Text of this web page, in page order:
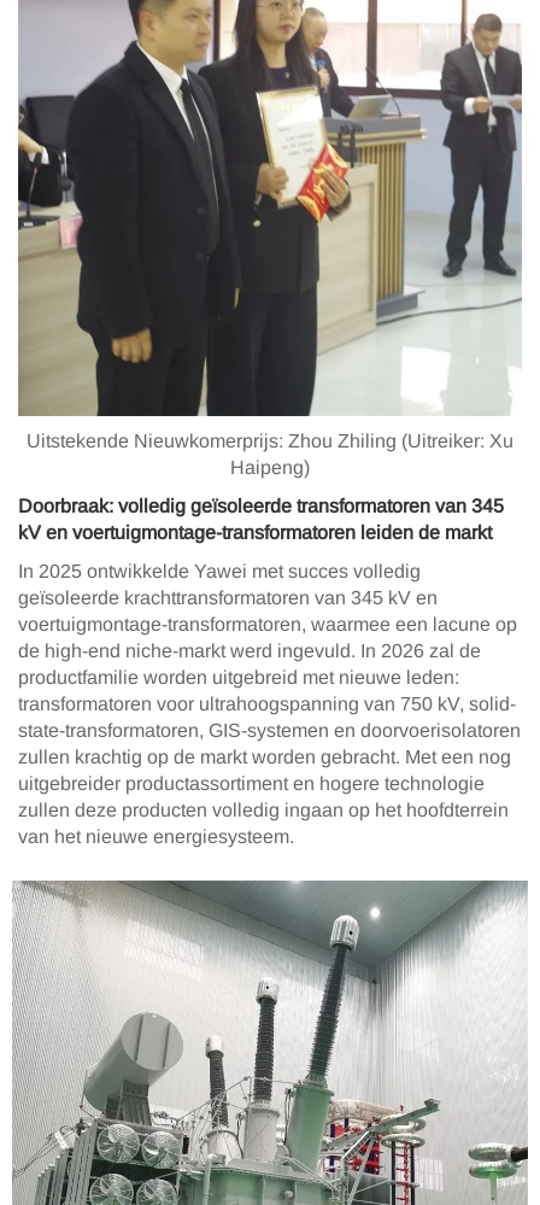
Uitstekende Nieuwkomerprijs: Zhou Zhiling (Uitreiker: Xu
Haipeng)
Doorbraak: volledig geïsoleerde transformatoren van 345
kV en voertuigmontage-transformatoren leiden de markt
In 2025 ontwikkelde Yawei met succes volledig
geïsoleerde krachttransformatoren van 345 kV en
voertuigmontage-transformatoren, waarmee een lacune op
de high-end niche-markt werd ingevuld. In 2026 zal de
productfamilie worden uitgebreid met nieuwe leden:
transformatoren voor ultrahoogspanning van 750 kV, solid-
state-transformatoren, GIS-systemen en doorvoerisolatoren
zullen krachtig op de markt worden gebracht. Met een nog
uitgebreider productassortiment en hogere technologie
zullen deze producten volledig ingaan op het hoofdterrein
van het nieuwe energiesysteem.